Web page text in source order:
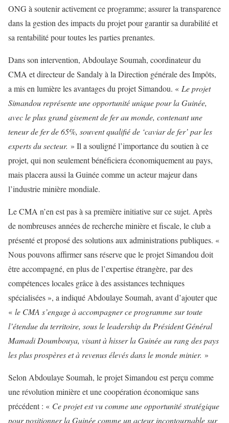
ONG à soutenir activement ce programme; assurer la transparence
dans la gestion des impacts du projet pour garantir sa durabilité et
sa rentabilité pour toutes les parties prenantes.
Dans son intervention, Abdoulaye Soumah, coordinateur du
CMA et directeur de Sandaly à la Direction générale des Impôts,
a mis en lumière les avantages du projet Simandou. « Le projet
Simandou représente une opportunité unique pour la Guinée,
avec le plus grand gisement de fer au monde, contenant une
teneur de fer de 65%, souvent qualifié de ‘caviar de fer’ par les
experts du secteur. » Il a souligné l’importance du soutien à ce
projet, qui non seulement bénéficiera économiquement au pays,
mais placera aussi la Guinée comme un acteur majeur dans
l’industrie minière mondiale.
Le CMA n’en est pas à sa première initiative sur ce sujet. Après
de nombreuses années de recherche minière et fiscale, le club a
présenté et proposé des solutions aux administrations publiques. «
Nous pouvons affirmer sans réserve que le projet Simandou doit
être accompagné, en plus de l’expertise étrangère, par des
compétences locales grâce à des assistances techniques
spécialisées », a indiqué Abdoulaye Soumah, avant d’ajouter que
« le CMA s’engage à accompagner ce programme sur toute
l’étendue du territoire, sous le leadership du Président Général
Mamadi Doumbouya, visant à hisser la Guinée au rang des pays
les plus prospères et à revenus élevés dans le monde minier. »
Selon Abdoulaye Soumah, le projet Simandou est perçu comme
une révolution minière et une coopération économique sans
précédent : « Ce projet est vu comme une opportunité stratégique
pour positionner la Guinée comme un acteur incontournable sur